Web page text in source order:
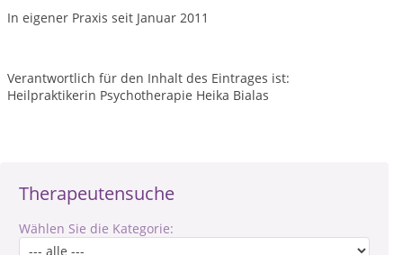
Therapeutensuche
Wählen Sie die Kategorie:
In eigener Praxis seit Januar 2011
Verantwortlich für den Inhalt des Eintrages ist:
Heilpraktikerin Psychotherapie Heika Bialas